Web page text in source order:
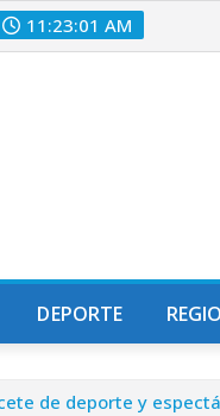
11:23:02 AM
DEPORTE
de deporte y